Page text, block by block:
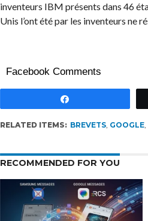
inventeurs IBM présents dans 46
Unis l’ont été par les inventeurs ne
Facebook Comments
RELATED ITEMS: BREVETS, GOOGLE,
RECOMMENDED FOR YOU